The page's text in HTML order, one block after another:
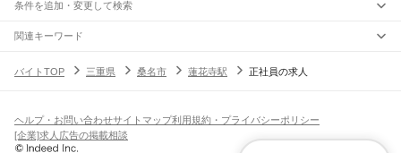
条件を追加・変更して検索
市区町村を追加・変更
三重県すべて
駅を追加・変更
長島駅 桑名駅朝日駅 富田駅 富田浜駅四日市駅 南四日市駅 河原田駅
井田川駅亀山駅
飲食・フードサービス
飲食・フードサービス
ホールスタッフ
皿洗い・洗い場精肉・鮮魚加工
特徴を追加・変更
人気
関連キーワード
バイトTOP
三重県 桑名市 蓮花寺駅 正社員の求人
ヘルプ・お問い合わせサイトマップ利用規約・プライバシーポリシー
[企業]求人広告の掲載相談